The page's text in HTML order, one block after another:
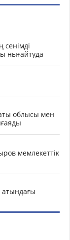
нығайтуда
облысы мен
мемлекеттік